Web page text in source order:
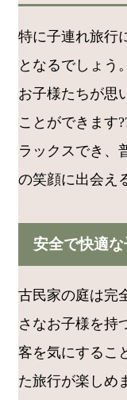
特に子連れ旅行
となるでしょう
お子様たちが思
ことができます
ラックスでき、
の笑顔に出会え
安全で快適
古民家の庭は完
さなお子様を持
客を気にするこ
た旅行が楽しめ